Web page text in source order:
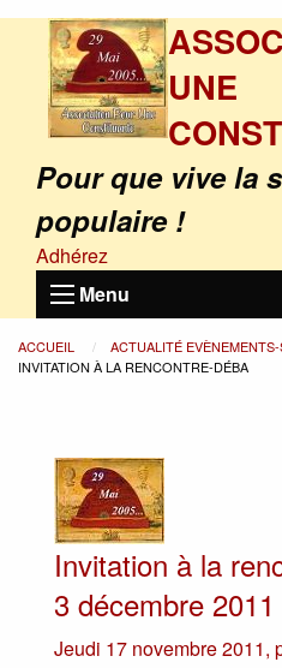
UNE
Pour que vive la
populaire !
Adhérez
Menu
ACCUEIL ACTUALITÉ
INVITATION À LA RENCONTRE-DÉBA
Invitation à la
3 décembre
Jeudi 17 novembre 2011,